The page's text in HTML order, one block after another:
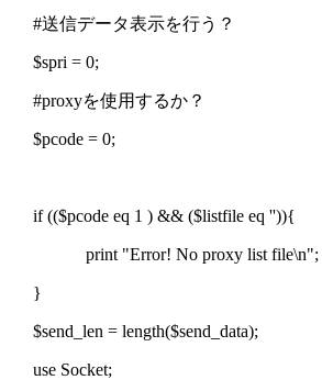
#送信データ表示を行う？
$spri = 0;
#proxyを使用するか？
$pcode = 0;
if (($pcode eq 1 ) && ($listfile eq '')){
print "Error! No proxy list file\n";
}
$send_len = length($send_data);
use Socket;